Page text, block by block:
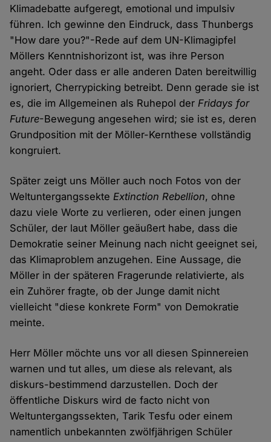
Klimadebatte aufgeregt, emotional und impulsiv
führen. Ich gewinne den Eindruck, dass Thunbergs
"How dare you?"-Rede auf dem UN-Klimagipfel
Möllers Kenntnishorizont ist, was ihre Person
angeht. Oder dass er alle anderen Daten bereitwillig
ignoriert, Cherrypicking betreibt. Denn gerade sie ist
es, die im Allgemeinen als Ruhepol derFridays for
Future-Bewegung angesehen wird; sie ist es, deren
Grundposition mit der Möller-Kernthese vollständig
kongruiert.
Später zeigt uns Möller auch noch Fotos von der
WeltuntergangssekteExtinction Rebellion, ohne
dazu viele Worte zu verlieren, oder einen jungen
Schüler, der laut Möller geäußert habe, dass die
Demokratie seiner Meinung nach nicht geeignet sei,
das Klimaproblem anzugehen. Eine Aussage, die
Möller in der späteren Fragerunde relativierte, als
ein Zuhörer fragte, ob der Junge damit nicht
vielleicht "diese konkrete Form" von Demokratie
meinte.
Herr Möller möchte uns vor all diesen Spinnereien
warnen und tut alles, um diese als relevant, als
diskurs-bestimmend darzustellen. Doch der
öffentliche Diskurs wird de facto nicht von
Weltuntergangssekten, Tarik Tesfu oder einem
namentlich unbekannten zwölfjährigen Schüler